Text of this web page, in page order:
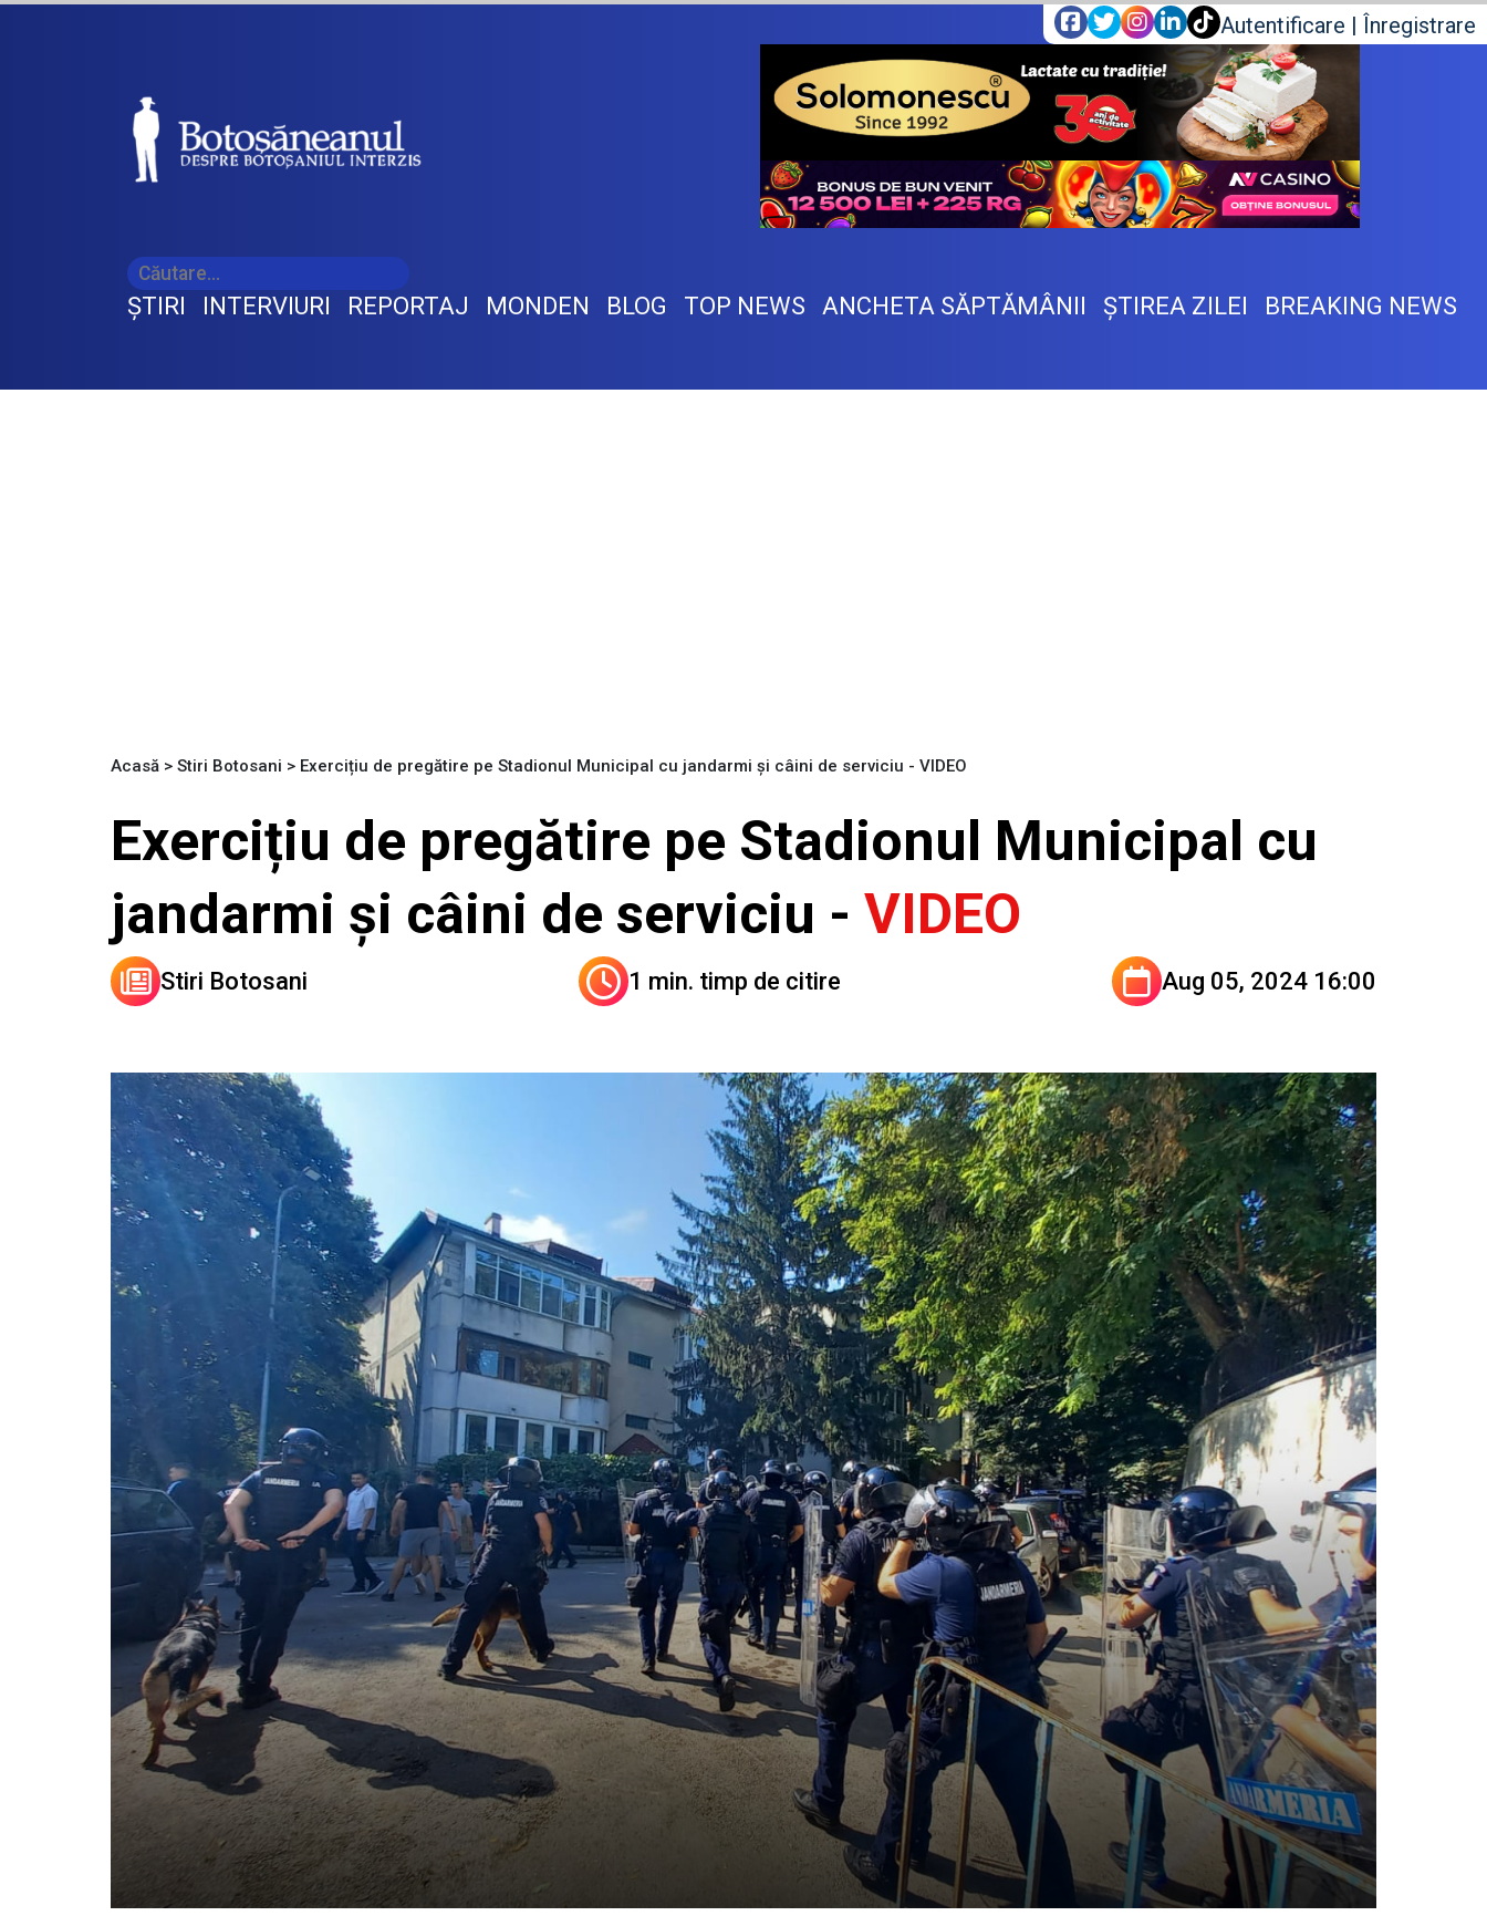
Autentificare | Înregistrare
ŞTIRI INTERVIURI REPORTAJ MONDEN BLOG TOP NEWS ANCHETA SĂPTĂMÂNII ŞTIREA ZILEI BREAKING NEWS
Acasă > Stiri Botosani > Exercițiu de pregătire pe Stadionul Municipal cu jandarmi și câini de serviciu - VIDEO
Exercițiu de pregătire pe Stadionul Municipal cu
jandarmi și câini de serviciu - VIDEO
Stiri Botosani 1 min. timp de citire Aug 05, 2024 16:00